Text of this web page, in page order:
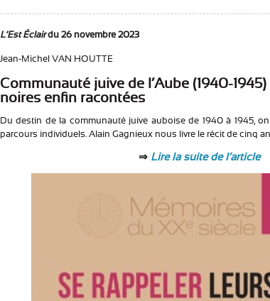
L’Est Éclairdu 26 novembre 2023
Jean-Michel VAN HOUTTE
Communauté juive de l’Aube (1940-
noires enfin racontées
Du destin de la communauté juive auboise de 1940 à 1945,
parcours individuels. Alain Gagnieux nous livre le récit de cinq
⇒ Lire la suite de l’article